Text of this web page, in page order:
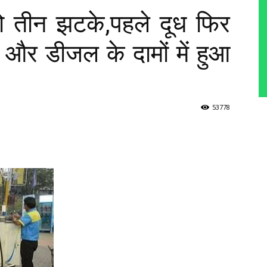
झटके,पहले दूध फिर
डीजल के दामों में हुआ
53778